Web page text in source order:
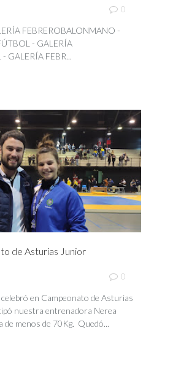
0
FEBREROBALONMANO -
- GALERÍA
GALERÍA FEBR...
de Asturias Junior
0
en Campeonato de Asturias
nuestra entrenadora Nerea
de menos de 70Kg. Quedó...